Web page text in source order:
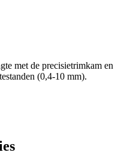
met de precisietrimkam en
(0,4-10 mm).